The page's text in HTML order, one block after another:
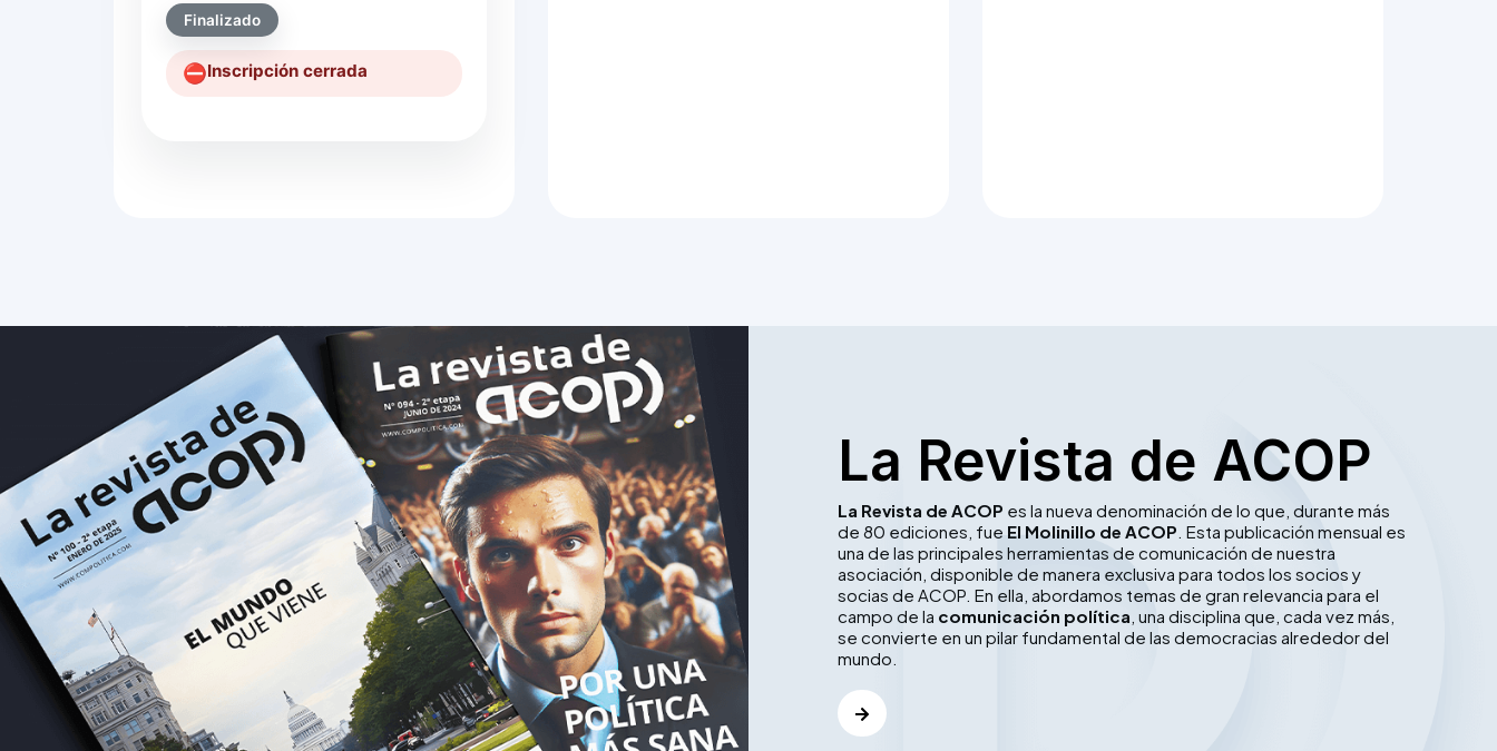
Finalizado
⛔️Inscripción cerrada
La Revista de ACOP
La Revista de ACOP es la nueva denominación de lo que, durante más
de 80 ediciones, fue El Molinillo de ACOP . Esta publicación mensual es
una de las principales herramientas de comunicación de nuestra
asociación, disponible de manera exclusiva para todos los socios y
socias de ACOP. En ella, abordamos temas de gran relevancia para el
campo de la comunicación política , una disciplina que, cada vez más,
se convierte en un pilar fundamental de las democracias alrededor del
mundo.